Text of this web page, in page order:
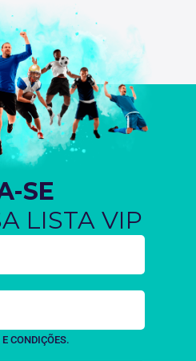
SE
LISTA VIP
CONDIÇÕES.